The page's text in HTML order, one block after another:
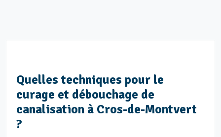
Quelles techniques pour le
curage et débouchage de
canalisation à Cros-de-Montvert
?